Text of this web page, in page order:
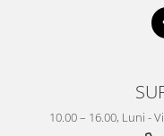
10.00 – 16.00, Luni -